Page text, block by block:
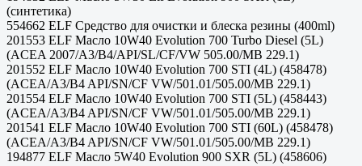
(синтетика)
554662 ELF Средство для очистки и блеска резины (400ml)
201553 ELF Масло 10W40 Evolution 700 Turbo Diesel (5L)
(ACEA 2007/A3/B4/API/SL/CF/VW 505.00/MB 229.1)
201552 ELF Масло 10W40 Evolution 700 STI (4L) (458478)
(ACEA/A3/B4 API/SN/CF VW/501.01/505.00/MB 229.1)
201554 ELF Масло 10W40 Evolution 700 STI (5L) (458443)
(ACEA/A3/B4 API/SN/CF VW/501.01/505.00/MB 229.1)
201541 ELF Масло 10W40 Evolution 700 STI (60L) (458478)
(ACEA/A3/B4 API/SN/CF VW/501.01/505.00/MB 229.1)
194877 ELF Масло 5W40 Evolution 900 SXR (5L) (458606)